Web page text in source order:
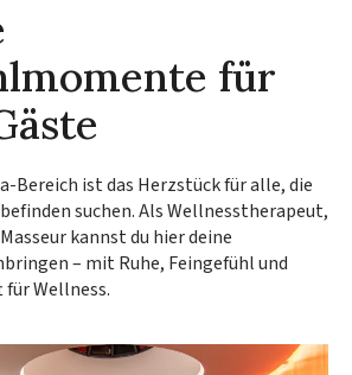
für
Bereich ist das Herzstück für alle, die
suchen. Als Wellnesstherapeut,
kannst du hier deine
– mit Ruhe, Feingefühl und
Wellness.